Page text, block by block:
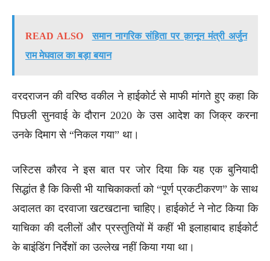
READ ALSO
समान नागरिक संहिता पर क़ानून मंत्री अर्जुन
राम मेघवाल का बड़ा बयान
वरदराजन की वरिष्ठ वकील ने हाईकोर्ट से माफी मांगते हुए कहा कि
पिछली सुनवाई के दौरान 2020 के उस आदेश का जिक्र करना
उनके दिमाग से “निकल गया” था।
जस्टिस कौरव ने इस बात पर जोर दिया कि यह एक बुनियादी
सिद्धांत है कि किसी भी याचिकाकर्ता को “पूर्ण प्रकटीकरण” के साथ
अदालत का दरवाजा खटखटाना चाहिए। हाईकोर्ट ने नोट किया कि
याचिका की दलीलों और प्रस्तुतियों में कहीं भी इलाहाबाद हाईकोर्ट
के बाइंडिंग निर्देशों का उल्लेख नहीं किया गया था।